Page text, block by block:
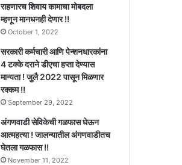
राहणारच शिवाय कामाचा मोबदला
म्हणून मानधनही देणार !!
October 1, 2022
सरकारी कर्मचारी आणि पेन्शनधारकांना
4 टक्के दराने डीएचा हप्ता देण्यास
मान्यता ! जुलै 2022 पासून मिळणार
रक्कम !!
September 29, 2022
अंगणवाडी सेविकेची गळफास घेऊन
आत्महत्या ! जालन्यातील अंगणवाडीतच
घेतला गळफास !!
November 11, 2022